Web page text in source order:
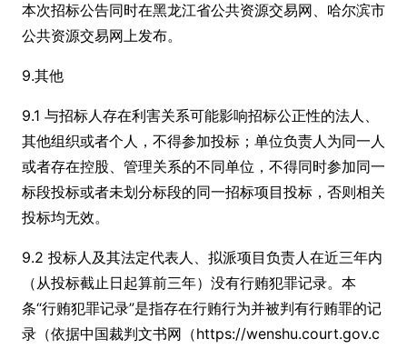
本次招标公告同时在黑龙江省公共资源交易网、哈尔滨市
公共资源交易网上发布。
9.其他
9.1 与招标人存在利害关系可能影响招标公正性的法人、
其他组织或者个人，不得参加投标；单位负责人为同一人
或者存在控股、管理关系的不同单位，不得同时参加同一
标段投标或者未划分标段的同一招标项目投标，否则相关
投标均无效。
9.2 投标人及其法定代表人、拟派项目负责人在近三年内
（从投标截止日起算前三年）没有行贿犯罪记录。本
条“行贿犯罪记录”是指存在行贿行为并被判有行贿罪的记
录（依据中国裁判文书网（https://wenshu.court.gov.c